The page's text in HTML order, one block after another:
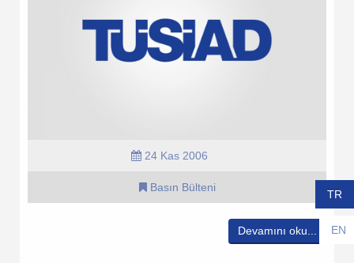
TR
EN
24 Kas 2006
Basın Bülteni
Devamını oku...